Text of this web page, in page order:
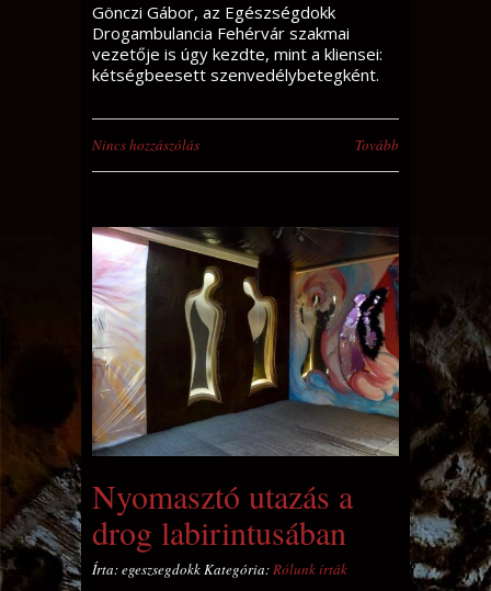
Gönczi Gábor, az Egészségdokk
Drogambulancia Fehérvár szakmai
vezetője is úgy kezdte, mint a kliensei:
kétségbeesett szenvedélybetegként.
Nincs hozzászólás Tovább
Nyomasztó utazás a
drog labirintusában
Írta: egeszsegdokk Kategória:Rólunk írták